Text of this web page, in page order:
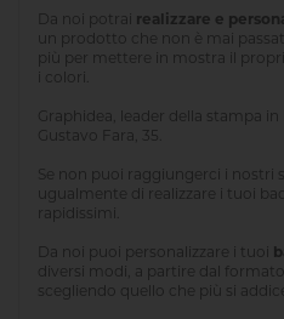
Da noi potrai realizzare e
un prodotto che non è mai
più per mettere in mostra il
i colori.
Graphidea, leader della stampa
Gustavo Fara, 35.
Se non puoi raggiungerci i
ugualmente di realizzare i tuoi
rapidissimi.
Da noi puoi personalizzare i tuoi
diversi modi, a partire dal
scegliendo quello che più si